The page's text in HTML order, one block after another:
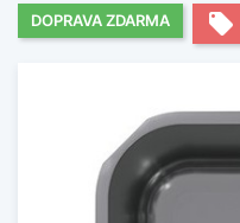
DOPRAVA ZDARMA local_offer